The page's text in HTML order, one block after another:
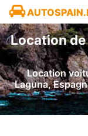
Location
Location
Laguna,